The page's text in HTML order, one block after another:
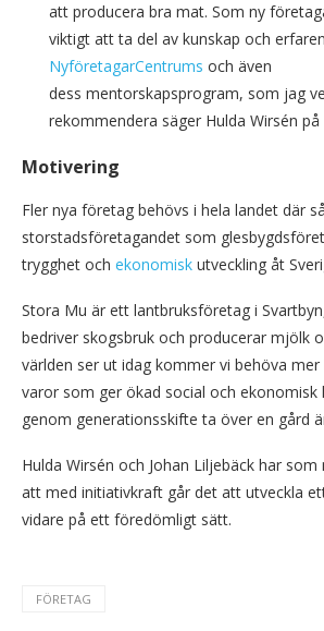
att producera bra mat. Som ny
viktigt att ta del av kunskap och
NyföretagarCentrums och även
dess mentorskapsprogram, som jag
rekommendera säger Hulda Wirsén på
Motivering
Fler nya företag behövs i hela landet där
storstadsföretagandet som
trygghet och ekonomisk utveckling åt
Stora Mu är ett lantbruksföretag i
bedriver skogsbruk och producerar mjölk
världen ser ut idag kommer vi behöva
varor som ger ökad social och ekonomisk
genom generationsskifte ta över en gård
Hulda Wirsén och Johan Liljebäck har
att med initiativkraft går det att utveckla
vidare på ett föredömligt sätt.
FÖRETAG